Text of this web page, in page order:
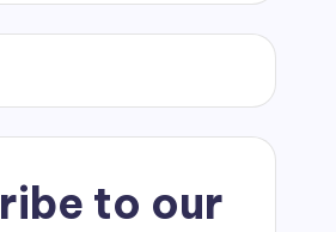
to our